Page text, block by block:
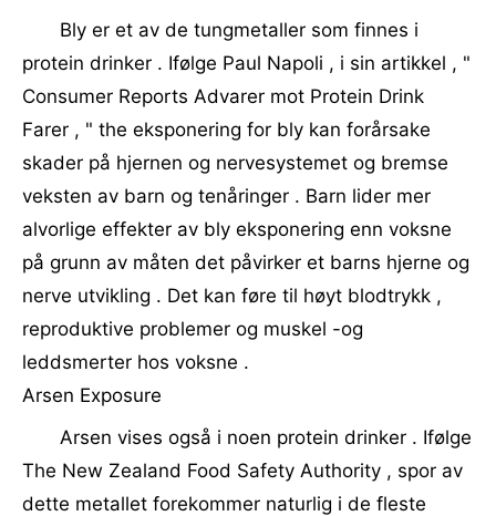
Bly er et av de tungmetaller som finnes i
protein drinker . Ifølge Paul Napoli , i sin artikkel , "
Consumer Reports Advarer mot Protein Drink
Farer , " the eksponering for bly kan forårsake
skader på hjernen og nervesystemet og bremse
veksten av barn og tenåringer . Barn lider mer
alvorlige effekter av bly eksponering enn voksne
på grunn av måten det påvirker et barns hjerne og
nerve utvikling . Det kan føre til høyt blodtrykk ,
reproduktive problemer og muskel -og
leddsmerter hos voksne .
Arsen Exposure
Arsen vises også i noen protein drinker . Ifølge
The New Zealand Food Safety Authority , spor av
dette metallet forekommer naturlig i de fleste